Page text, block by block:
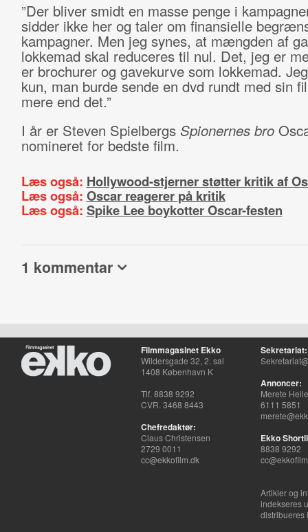
”Der bliver smidt en masse penge i
sidder ikke her og taler om finansielle
kampagner. Men jeg synes, at mængden af
lokkemad skal reduceres til nul. Det, jeg er
er brochurer og gavekurve som lokkemad.
kun, man burde sende en dvd rundt med sin
mere end det.”
I år er Steven Spielbergs Spionernes bro
nomineret for bedste film.
Læs også: Hollywood-stjerner støtter kritik af
Læs også: Oscar reagerer på kritik
Læs også: Spike Lee boykotter Oscar-festen
1 kommentar
Filmmagasinet Ekko
Wildersgade 32, 2. sal
1408 København K
Tlf. 8838 9292
CVR. 3468 8443
Chefredaktør:
Claus Christensen
2729 0011
cc@ekkofilm.dk
Sekretariat:
Annoncer:
Merete
6111 5851
Ekko
8838 9292
Artikler og
indekseres
distribueres